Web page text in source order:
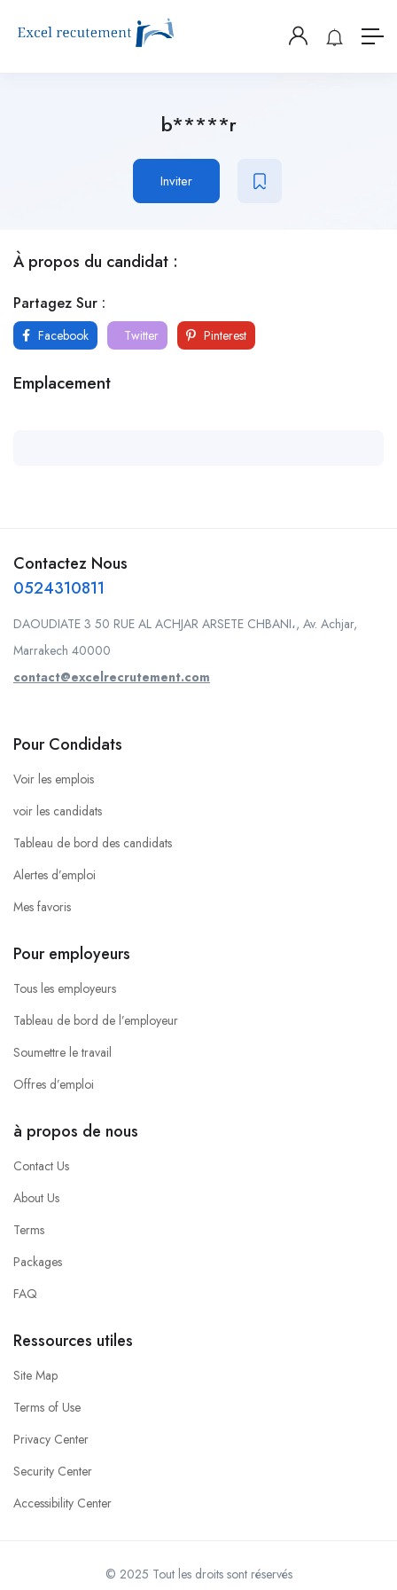
b*****r
Inviter
À propos du candidat :
Partagez Sur :
Facebook Twitter Pinterest
Emplacement
Contactez Nous
0524310811
DAOUDIATE 3 50 RUE AL ACHJAR ARSETE CHBANI،, Av. Achjar,
Marrakech 40000
contact@excelrecrutement.com
Pour Condidats
Voir les emplois
voir les candidats
Tableau de bord des candidats
Alertes d’emploi
Mes favoris
Pour employeurs
Tous les employeurs
Tableau de bord de l’employeur
Soumettre le travail
Offres d’emploi
à propos de nous
Contact Us
About Us
Terms
Packages
FAQ
Ressources utiles
Site Map
Terms of Use
Privacy Center
Security Center
Accessibility Center
© 2025 Tout les droits sont réservés